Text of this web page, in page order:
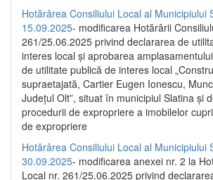
Hotărârea Consiliului Local al Municipiului
15.09.2025- modificarea Hotărârii
261/25.06.2025 privind declararea de
interes local și aprobarea
de utilitate publică de interes local
supraetajată, Cartier Eugen Ionescu,
Județul Olt”, situat în municipiul Slatina și
procedurii de expropriere a imobilelor
de expropriere
Hotărârea Consiliului Local al Municipiului
30.09.2025- modificarea anexei nr. 2 la
Local nr. 261/25.06.2025 privind